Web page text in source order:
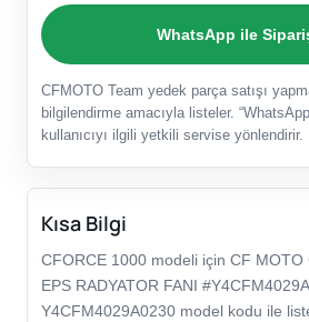
WhatsApp ile
CFMOTO Team yedek parça satışı
bilgilendirme amacıyla listeler.
kullanıcıyı ilgili yetkili servise yönlendirir.
Kısa Bilgi
CFORCE 1000 modeli için CF MOTO
EPS RADYATOR FANI
Y4CFM4029A0230 model kodu ile